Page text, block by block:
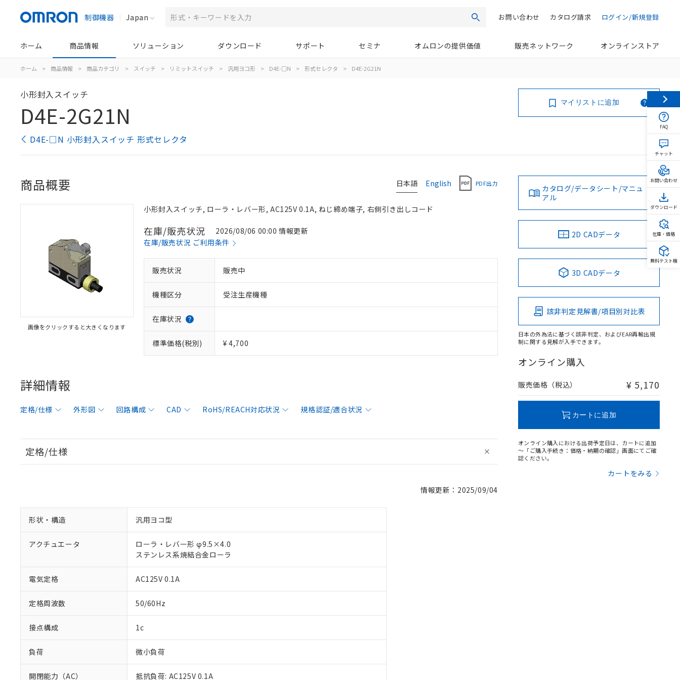
制御機器 Japan 検索 ログイン/新規登録
カタログ請求
お問い合わせ
ホーム 商品情報 ソリューション ダウンロード サポート セミナ オムロンの提供価値 販売ネットワーク オンラインストア
ホーム > 商品情報 > 商品カテゴリ > スイッチ > リミットスイッチ > 汎用ヨコ形 > D4E-□N > 形式セレクタ > D4E-2G21N
小形封入スイッチ
D4E-2G21N
D4E-□N 小形封入スイッチ 形式セレクタ
マイリストに追加
日本語 English PDF出力
商品概要
画像をクリックすると大きくなります
小形封入スイッチ, ローラ・レバー形, AC125V 0.1A, ねじ締め端子, 右側引き出しコード
在庫/販売状況
2026/08/06 00:00 情報更新
在庫/販売状況 ご利用条件
販売状況 販売中
機種区分 受注生産機種
在庫状況
標準価格(税別) ¥ 4,700
詳細情報
定格/仕様 外形図 回路構成 CAD RoHS/REACH対応状況 規格認証/適合状況
定格/仕様
情報更新：2025/09/04
形状・構造 汎用ヨコ型
アクチュエータ
ローラ・レバー形 φ9.5×4.0
ステンレス系焼結合金ローラ
電気定格 AC125V 0.1A
定格周波数 50/60Hz
接点構成 1c
負荷 微小負荷
開閉能力（AC） 抵抗負荷: AC125V 0.1A
カタログ/データシート/マニュ
アル
2D CADデータ
3D CADデータ
該非判定見解書/項目別対比表
日本の外為法に基づく該非判定、およびEAR再輸出規
制に関する見解が入手できます。
オンライン購入
販売価格（税込） ¥ 5,170
カートに追加
オンライン購入における出荷予定日は、カートに追加
～「ご購入手続き：価格・納期の確認」画面にてご確
認ください。
カートをみる
FAQ
チャット
お問い合わせ
ダウンロード
在庫・価格
無料テスト機